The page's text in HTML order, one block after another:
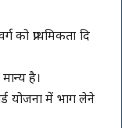
को प्राथमिकता दि
है।
योजना में भाग लेने